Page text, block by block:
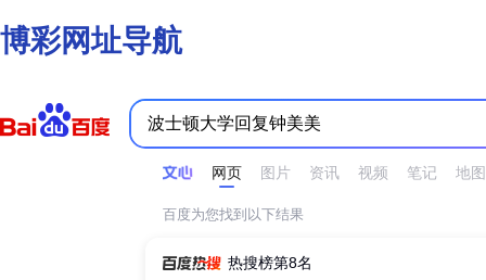
博彩网址导航
网页 图片 资讯 视频 笔记 地图
时间不限 所有网页和文件 站点内检索
百度为您找到以下结果
热搜榜第8名